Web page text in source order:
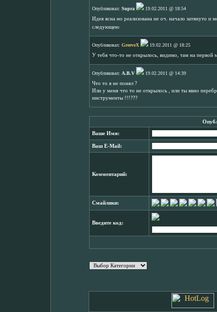
Опубликовал: Supra
19.02.2011 @ 18:54
Идея ясна но реализована не оч. начало затянуто и
следующею
Опубликовал: GreeveX
19.02.2011 @ 18:25
У тебя что-то не открылось, видимо, там на первой
Опубликовал: A.B.V
19.02.2011 @ 14:39
Что то я не понял ?
Или у меня что то не открылось , или ты явно
инструменты !!!???
Ваше Имя:
Ваш E-Mail:
Комментарий:
Смайлики:
Введите код: